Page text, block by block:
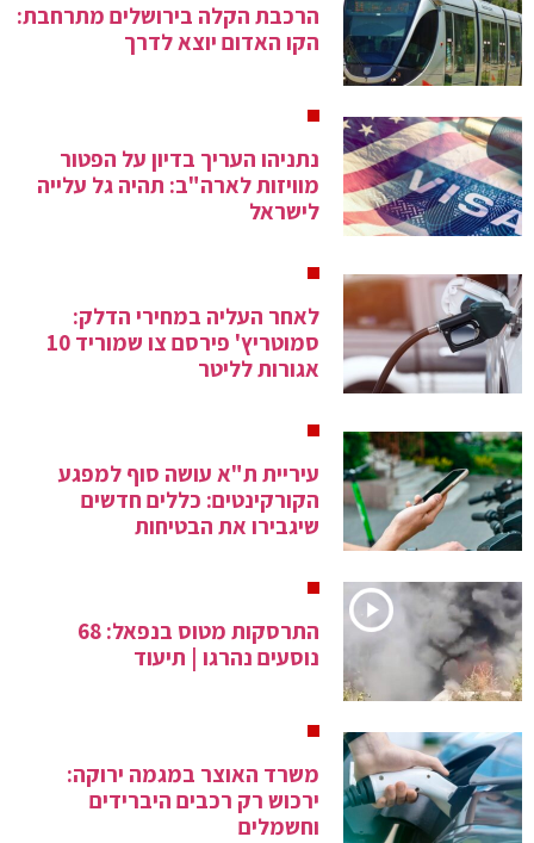
הרכבת הקלה בירושלים מתרחבת:
הקו האדום יוצא לדרך
נתניהו העריך בדיון על הפטור
מוויזות לארה"ב: תהיה גל עלייה
לישראל
לאחר העליה במחירי הדלק:
סמוטריץ' פירסם צו שמוריד 10
אגורות לליטר
עיריית ת"א עושה סוף למפגע
הקורקינטים: כללים חדשים
שיגבירו את הבטיחות
התרסקות מטוס בנפאל: 68
נוסעים נהרגו | תיעוד
משרד האוצר במגמה ירוקה:
ירכוש רק רכבים היברידים
וחשמלים